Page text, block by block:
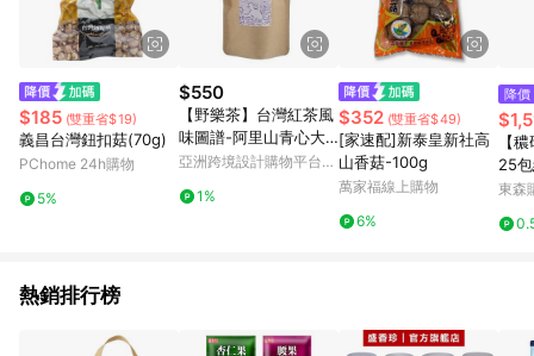
平台，商品資料更新會有時間差，如顯示之商品規格、顏色、價
位、贈品與台灣樂天市場銷售網頁不符，以銷售網頁標示為準。
(6) 導購訂單已逾 365 天，根據台灣樂天回饋規定，逾期訂單將
不符合回饋資格。 (7) 若上述或其他原因，致使消費者無接收到
點數回饋或點數回饋有爭議，台灣樂天市場保有更改條款與法律
追訴之權利，活動詳情以樂天市場網站公告為準。
$185 (雙重省$19)
義昌台灣鈕扣菇(70g)
PChome 24h購物
5%
$550
【野樂茶】台灣紅茶風
味圖譜-阿里山青心大
冇紅茶 無農藥殘留
亞洲跨境設計購物平台
1%
$352 (雙重省$49)
[家速配]新泰皇新社高
山香菇-100g
萬家福線上購物
6%
降價
【
25
包)
東森
熱銷排行榜